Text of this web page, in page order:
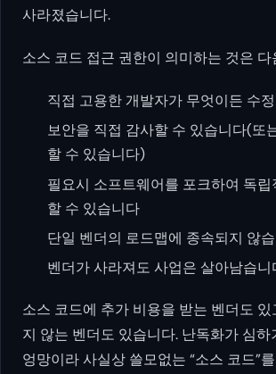
사라졌습니다.
소스 코드 접근 권한이 의미하는 것은
직접 고용한 개발자가 무엇이든 수
보안을 직접 감사할 수 있습니다(또
할 수 있습니다)
필요시 소프트웨어를 포크하여 독
할 수 있습니다
단일 벤더의 로드맵에 종속되지 않
벤더가 사라져도 사업은 살아남습니
소스 코드에 추가 비용을 받는 벤더도
지 않는 벤더도 있습니다. 난독화가 심
엉망이라 사실상 쓸모없는 “소스 코드”